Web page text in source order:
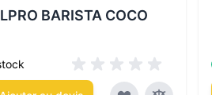
BARISTA COCO